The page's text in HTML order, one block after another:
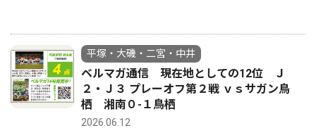
平塚・大磯・二宮・中井
ベルマガ通信 現在地としての12位 Ｊ
２・Ｊ３ プレーオフ第２戦 ｖｓサガン鳥
栖 湘南０-１鳥栖
2026.06.12